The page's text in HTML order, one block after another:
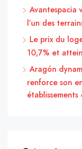
Avantespacia
l’un des
Le prix du
10,7% et
Aragón
renforce son